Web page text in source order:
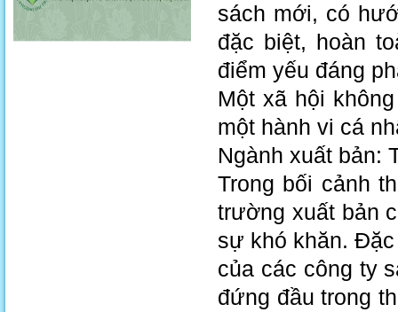
sách mới, có
đặc biệt, hoàn
điểm yếu đáng
Một xã hội
một hành vi cá
Ngành xuất bản:
Trong bối cảnh
trường xuất bản
sự khó khăn.
của các công ty
đứng đầu trong